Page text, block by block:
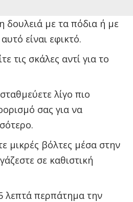
δουλειά με τα πόδια ή με
είναι εφικτό.
τις σκάλες αντί για το
λίγο πιο
σας για να
μικρές βόλτες μέσα στην
σε καθιστική
λεπτά περπάτημα την